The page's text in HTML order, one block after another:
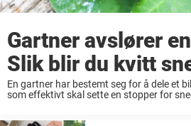
Gartner avslører
Slik blir du kvitt
En gartner har bestemt seg for å dele et
som effektivt skal sette en stopper for